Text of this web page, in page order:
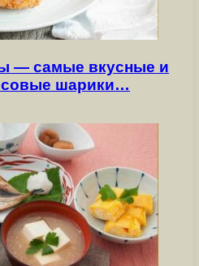
— самые вкусные и
шарики…